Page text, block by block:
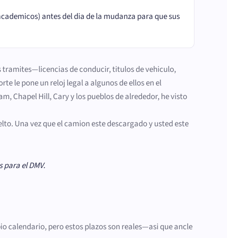
antes del dia de la mudanza para que sus
tramites—licencias de conducir, titulos de vehiculo,
le pone un reloj legal a algunos de ellos en el
Chapel Hill, Cary y los pueblos de alrededor, he visto
Una vez que el camion este descargado y usted este
el DMV.
calendario, pero estos plazos son reales—asi que ancle